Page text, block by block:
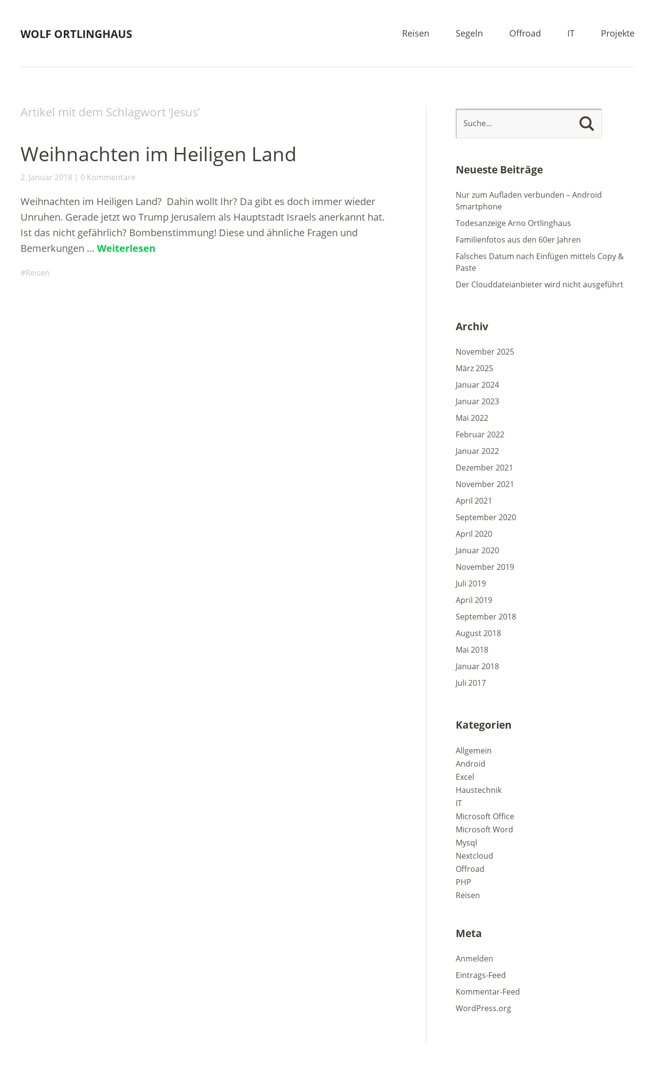
WOLF ORTLINGHAUS Reisen Segeln Offroad IT Projekte
Artikel mit dem Schlagwort ‘Jesus’
Weihnachten im Heiligen Land
2. Januar 2018 0 Kommentare
Weihnachten im Heiligen Land? Dahin wollt Ihr? Da gibt es doch immer wieder
Unruhen. Gerade jetzt wo Trump Jerusalem als Hauptstadt Israels anerkannt hat.
Ist das nicht gefährlich? Bombenstimmung! Diese und ähnliche Fragen und
Bemerkungen … Weiterlesen
Reisen
Neueste Beiträge
Nur zum Aufladen verbunden – Android
Smartphone
Todesanzeige Arno Ortlinghaus
Familienfotos aus den 60er Jahren
Falsches Datum nach Einfügen mittels Copy &
Paste
Der Clouddateianbieter wird nicht ausgeführt
Archiv
November 2025
März 2025
Januar 2024
Januar 2023
Mai 2022
Februar 2022
Januar 2022
Dezember 2021
November 2021
April 2021
September 2020
April 2020
Januar 2020
November 2019
Juli 2019
April 2019
September 2018
August 2018
Mai 2018
Januar 2018
Juli 2017
Kategorien
Allgemein
Android
Excel
Haustechnik
IT
Microsoft Office
Microsoft Word
Mysql
Nextcloud
Offroad
PHP
Reisen
Meta
Anmelden
Eintrags-Feed
Kommentar-Feed
WordPress.org